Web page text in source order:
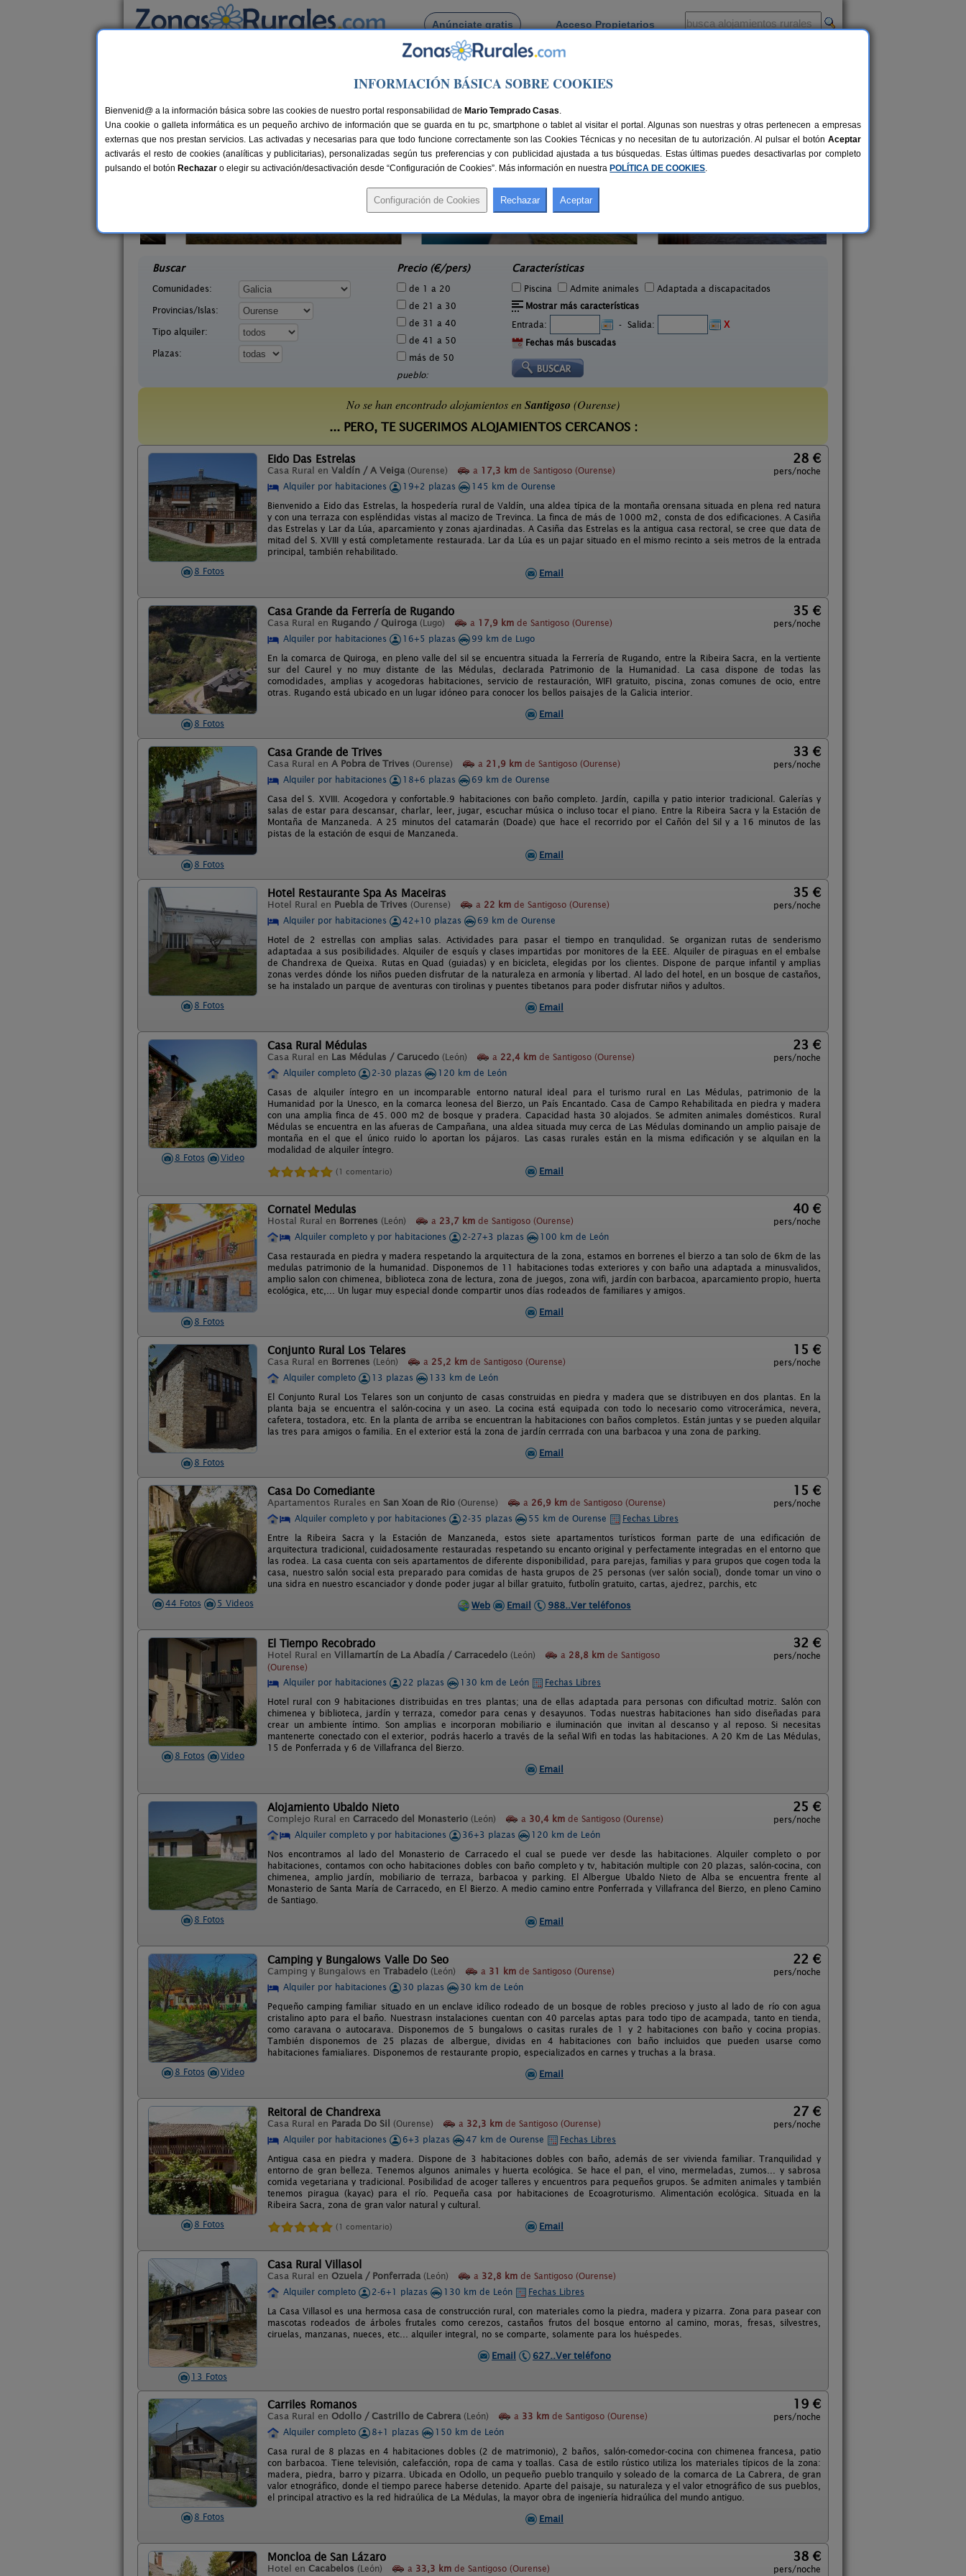
Anúnciate gratis Acceso Propietarios
Busca por pueblo
Casas Rurales cerca de Santigoso
15 €
Casa Baralló
Buscar
Comunidades:
Provincias/Islas:
Tipo alquiler:
Plazas:
Precio (€/pers)
de 1 a 20
de 21 a 30
de 31 a 40
de 41 a 50
más de 50
pueblo:
Características
Piscina Admite animales
Adaptada a discapacitados
Mostrar más características
Entrada:
- Salida:
X
Fechas más buscadas
No se han encontrado alojamientos enSantigoso (Ourense)
... PERO, TE SUGERIMOS ALOJAMIENTOS CERCANOS :
8 Fotos
Eido Das Estrelas
Casa Rural en Valdín / A Veiga (Ourense) a 17,3 km de Santigoso (Ourense)
28 €
pers/noche
Alquiler por habitaciones
19+2 plazas
145 km de Ourense
Bienvenido a Eido das Estrelas, la hospedería rural de Valdín, una aldea típica de la montaña orensana situada en plena red natura
y con una terraza con espléndidas vistas al macizo de Trevinca. La finca de más de 1000 m2, consta de dos edificaciones. A Casiña
das Estrelas y Lar da Lúa, aparcamiento y zonas ajardinadas. A Casiña das Estrelas es la antigua casa rectoral, se cree que data de
mitad del S. XVIII y está completamente restaurada. Lar da Lúa es un pajar situado en el mismo recinto a seis metros de la entrada
principal, también rehabilitado.
Email
8 Fotos
Casa Grande da Ferrería de Rugando
Casa Rural en Rugando / Quiroga (Lugo) a 17,9 km de Santigoso (Ourense)
35 €
pers/noche
Alquiler por habitaciones
16+5 plazas
99 km de Lugo
En la comarca de Quiroga, en pleno valle del sil se encuentra situada la Ferrería de Rugando, entre la Ribeira Sacra, en la vertiente
sur del Caurel y no muy distante de las Médulas, declarada Patrimonio de la Humanidad. La casa dispone de todas las
comodidades, amplias y acogedoras habitaciones, servicio de restauración, WIFI gratuito, piscina, zonas comunes de ocio, entre
otras. Rugando está ubicado en un lugar idóneo para conocer los bellos paisajes de la Galicia interior.
Email
8 Fotos
Casa Grande de Trives
Casa Rural en A Pobra de Trives (Ourense) a 21,9 km de Santigoso (Ourense)
33 €
pers/noche
Alquiler por habitaciones
18+6 plazas
69 km de Ourense
Casa del S. XVIII. Acogedora y confortable.9 habitaciones con baño completo. Jardín, capilla y patio interior tradicional. Galerías y
salas de estar para descansar, charlar, leer, jugar, escuchar música o incluso tocar el piano. Entre la Ribeira Sacra y la Estación de
Montaña de Manzaneda. A 25 minutos del catamarán (Doade) que hace el recorrido por el Cañón del Sil y a 16 minutos de las
pistas de la estación de esqui de Manzaneda.
Email
8 Fotos
Hotel Restaurante Spa As Maceiras
Hotel Rural en Puebla de Trives (Ourense) a 22 km de Santigoso (Ourense)
35 €
pers/noche
Alquiler por habitaciones
42+10 plazas
69 km de Ourense
Hotel de 2 estrellas con amplias salas. Actividades para pasar el tiempo en tranqulidad. Se organizan rutas de senderismo
adaptadaa a sus posibilidades. Alquiler de esquís y clases impartidas por monitores de la EEE. Alquiler de piraguas en el embalse
de Chandrexa de Queixa. Rutas en Quad (guiadas) y en bicicleta, elegidas por los clientes. Dispone de parque infantil y amplias
zonas verdes dónde los niños pueden disfrutar de la naturaleza en armonía y libertad. Al lado del hotel, en un bosque de castaños,
se ha instalado un parque de aventuras con tirolinas y puentes tibetanos para poder disfrutar niños y adultos.
Email
8 Fotos Video
Casa Rural Médulas
Casa Rural en Las Médulas / Carucedo (León) a 22,4 km de Santigoso (Ourense)
23 €
pers/noche
Alquiler completo
2-30 plazas
120 km de León
Casas de alquiler íntegro en un incomparable entorno natural ideal para el turismo rural en Las Médulas, patrimonio de la
Humanidad por la Unesco, en la comarca leonesa del Bierzo, un País Encantado. Casa de Campo Rehabilitada en piedra y madera
con una amplia finca de 45. 000 m2 de bosque y pradera. Capacidad hasta 30 alojados. Se admiten animales domésticos. Rural
Médulas se encuentra en las afueras de Campañana, una aldea situada muy cerca de Las Médulas dominando un amplio paisaje de
montaña en el que el único ruido lo aportan los pájaros. Las casas rurales están en la misma edificación y se alquilan en la
modalidad de alquiler íntegro.
(1 comentario) Email
8 Fotos
Cornatel Medulas
Hostal Rural en Borrenes (León) a 23,7 km de Santigoso (Ourense)
40 €
pers/noche
Alquiler completo y por habitaciones
2-27+3 plazas
100 km de León
Casa restaurada en piedra y madera respetando la arquitectura de la zona, estamos en borrenes el bierzo a tan solo de 6km de las
medulas patrimonio de la humanidad. Disponemos de 11 habitaciones todas exteriores y con baño una adaptada a minusvalidos,
amplio salon con chimenea, biblioteca zona de lectura, zona de juegos, zona wifi, jardín con barbacoa, aparcamiento propio, huerta
ecológica, etc,... Un lugar muy especial donde compartir unos días rodeados de familiares y amigos.
Email
8 Fotos
Conjunto Rural Los Telares
Casa Rural en Borrenes (León) a 25,2 km de Santigoso (Ourense)
15 €
pers/noche
Alquiler completo
13 plazas
133 km de León
El Conjunto Rural Los Telares son un conjunto de casas construidas en piedra y madera que se distribuyen en dos plantas. En la
planta baja se encuentra el salón-cocina y un aseo. La cocina está equipada con todo lo necesario como vitrocerámica, nevera,
cafetera, tostadora, etc. En la planta de arriba se encuentran la habitaciones con baños completos. Están juntas y se pueden alquilar
las tres para amigos o familia. En el exterior está la zona de jardín cerrrada con una barbacoa y una zona de parking.
Email
44 Fotos 5 Videos
Casa Do Comediante
Apartamentos Rurales en San Xoan de Rio (Ourense) a 26,9 km de Santigoso (Ourense)
15 €
pers/noche
Alquiler completo y por habitaciones
2-35 plazas 55 km de Ourense
Fechas Libres
Entre la Ribeira Sacra y la Estación de Manzaneda, estos siete apartamentos turísticos forman parte de una edificación de
arquitectura tradicional, cuidadosamente restauradas respetando su encanto original y perfectamente integradas en el entorno que
las rodea. La casa cuenta con seis apartamentos de diferente disponibilidad, para parejas, familias y para grupos que cogen toda la
casa, nuestro salón social esta preparado para comidas de hasta grupos de 25 personas (ver salón social), donde tomar un vino o
una sidra en nuestro escanciador y donde poder jugar al billar gratuito, futbolín gratuito, cartas, ajedrez, parchis, etc
Web
Email 988..Ver teléfonos
8 Fotos Video
El Tiempo Recobrado
Hotel Rural en Villamartín de La Abadía / Carracedelo (León) a 28,8 km de Santigoso
(Ourense)
32 €
pers/noche
Alquiler por habitaciones 22 plazas 130 km de León
Fechas Libres
Hotel rural con 9 habitaciones distribuidas en tres plantas; una de ellas adaptada para personas con dificultad motriz. Salón con
chimenea y biblioteca, jardín y terraza, comedor para cenas y desayunos. Todas nuestras habitaciones han sido diseñadas para
crear un ambiente íntimo. Son amplias e incorporan mobiliario e iluminación que invitan al descanso y al reposo. Si necesitas
mantenerte conectado con el exterior, podrás hacerlo a través de la señal Wifi en todas las habitaciones. A 20 Km de Las Médulas,
15 de Ponferrada y 6 de Villafranca del Bierzo.
Email
8 Fotos
Alojamiento Ubaldo Nieto
Complejo Rural en Carracedo del Monasterio (León) a 30,4 km de Santigoso (Ourense)
25 €
pers/noche
Alquiler completo y por habitaciones
36+3 plazas
120 km de León
Nos encontramos al lado del Monasterio de Carracedo el cual se puede ver desde las habitaciones. Alquiler completo o por
habitaciones, contamos con ocho habitaciones dobles con baño completo y tv, habitación multiple con 20 plazas, salón-cocina, con
chimenea, amplio jardín, mobiliario de terraza, barbacoa y parking. El Albergue Ubaldo Nieto de Alba se encuentra frente al
Monasterio de Santa María de Carracedo, en El Bierzo. A medio camino entre Ponferrada y Villafranca del Bierzo, en pleno Camino
de Santiago.
Email
8 Fotos Video
Camping y Bungalows Valle Do Seo
Camping y Bungalows en Trabadelo (León) a 31 km de Santigoso (Ourense)
22 €
pers/noche
Alquiler por habitaciones
30 plazas
30 km de León
Pequeño camping familiar situado en un enclave idílico rodeado de un bosque de robles precioso y justo al lado de río con agua
cristalino apto para el baño. Nuestrasn instalaciones cuentan con 40 parcelas aptas para todo tipo de acampada, tanto en tienda,
como caravana o autocarava. Disponemos de 5 bungalows o casitas rurales de 1 y 2 habitaciones con baño y cocina propias.
También disponemos de 25 plazas de albergue, dividas en 4 habitaciones con baño incluidos que pueden usarse como
habitaciones famialiares. Disponemos de restaurante propio, especializados en carnes y truchas a la brasa.
Email
8 Fotos
Reitoral de Chandrexa
Casa Rural en Parada Do Sil (Ourense) a 32,3 km de Santigoso (Ourense)
27 €
pers/noche
Alquiler por habitaciones
6+3 plazas 47 km de Ourense
Fechas Libres
Antigua casa en piedra y madera. Dispone de 3 habitaciones dobles con baño, además de ser vivienda familiar. Tranquilidad y
entorno de gran belleza. Tenemos algunos animales y huerta ecológica. Se hace el pan, el vino, mermeladas, zumos... y sabrosa
comida vegetariana y tradicional. Posibilidad de acoger talleres y encuentros para pequeños grupos. Se admiten animales y también
tenemos piragua (kayac) para el río. Pequeña casa por habitaciones de Ecoagroturismo. Alimentación ecológica. Situada en la
Ribeira Sacra, zona de gran valor natural y cultural.
(1 comentario) Email
13 Fotos
Casa Rural Villasol
Casa Rural en Ozuela / Ponferrada (León) a 32,8 km de Santigoso (Ourense)
Alquiler completo
2-6+1 plazas 130 km de León
Fechas Libres
La Casa Villasol es una hermosa casa de construcción rural, con materiales como la piedra, madera y pizarra. Zona para pasear con
mascotas rodeados de árboles frutales como cerezos, castaños frutos del bosque entorno al camino, moras, fresas, silvestres,
ciruelas, manzanas, nueces, etc... alquiler integral, no se comparte, solamente para los huéspedes.
Email
627..Ver teléfono
8 Fotos
Carriles Romanos
Casa Rural en Odollo / Castrillo de Cabrera (León) a 33 km de Santigoso (Ourense)
19 €
pers/noche
Alquiler completo
8+1 plazas
150 km de León
Casa rural de 8 plazas en 4 habitaciones dobles (2 de matrimonio), 2 baños, salón-comedor-cocina con chimenea francesa, patio
con barbacoa. Tiene televisión, calefacción, ropa de cama y toallas. Casa de estilo rústico utiliza los materiales típicos de la zona:
madera, piedra, barro y pizarra. Ubicada en Odollo, un pequeño pueblo tranquilo y soleado de la comarca de La Cabrera, de gran
valor etnográfico, donde el tiempo parece haberse detenido. Aparte del paisaje, su naturaleza y el valor etnográfico de sus pueblos,
el principal atractivo es la red hidraúlica de La Médulas, la mayor obra de ingeniería hidraúlica del mundo antiguo.
Email
Moncloa de San Lázaro
Hotel en Cacabelos (León) a 33,3 km de Santigoso (Ourense)
38 €
pers/noche
INFORMACIÓN BÁSICA SOBRE COOKIES
Bienvenid@ a la información básica sobre las cookies de nuestro portal responsabilidad de Mario Temprado Casas.
Una cookie o galleta informática es un pequeño archivo de información que se guarda en tu pc, smartphone o tablet al visitar el portal. Algunas son nuestras y otras pertenecen a empresas
externas que nos prestan servicios. Las activadas y necesarias para que todo funcione correctamente son las Cookies Técnicas y no necesitan de tu autorización. Al pulsar el botón Aceptar
activarás el resto de cookies (analíticas y publicitarias), personalizadas según tus preferencias y con publicidad ajustada a tus búsquedas. Estas últimas puedes desactivarlas por completo
pulsando el botón Rechazar o elegir su activación/desactivación desde “Configuración de Cookies”. Más información en nuestra POLÍTICA DE COOKIES.